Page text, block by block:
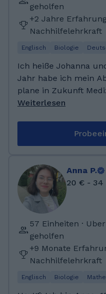
geholfen
+2 Jahre
Nachhilfelehrkraft
Englisch Biologie
Ich heiße Johanna
Jahr habe ich mein
plane in Zukunft
interessiere mich für
Eltern und zwei
zuhause. Nach der Grundschule habe ich das
Gymnasium
Mein Abitur habe ich
Schnitt absolviert.
waren Deutsch,
Schullaufbahn habe
Zertifikat B2 erreicht.
Weiterlesen
Anna P.
20 € -
57 Einheiten ·
geholfen
+9 Monate
Nachhilfelehrkraft
Englisch Biologie Mathe